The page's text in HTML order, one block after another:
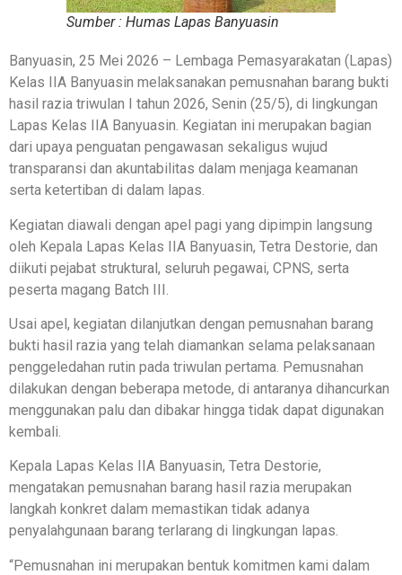
Sumber : Humas Lapas Banyuasin
Banyuasin, 25 Mei 2026 – Lembaga Pemasyarakatan (Lapas)
Kelas IIA Banyuasin melaksanakan pemusnahan barang bukti
hasil razia triwulan I tahun 2026, Senin (25/5), di lingkungan
Lapas Kelas IIA Banyuasin. Kegiatan ini merupakan bagian
dari upaya penguatan pengawasan sekaligus wujud
transparansi dan akuntabilitas dalam menjaga keamanan
serta ketertiban di dalam lapas.
Kegiatan diawali dengan apel pagi yang dipimpin langsung
oleh Kepala Lapas Kelas IIA Banyuasin, Tetra Destorie, dan
diikuti pejabat struktural, seluruh pegawai, CPNS, serta
peserta magang Batch III.
Usai apel, kegiatan dilanjutkan dengan pemusnahan barang
bukti hasil razia yang telah diamankan selama pelaksanaan
penggeledahan rutin pada triwulan pertama. Pemusnahan
dilakukan dengan beberapa metode, di antaranya dihancurkan
menggunakan palu dan dibakar hingga tidak dapat digunakan
kembali.
Kepala Lapas Kelas IIA Banyuasin, Tetra Destorie,
mengatakan pemusnahan barang hasil razia merupakan
langkah konkret dalam memastikan tidak adanya
penyalahgunaan barang terlarang di lingkungan lapas.
“Pemusnahan ini merupakan bentuk komitmen kami dalam